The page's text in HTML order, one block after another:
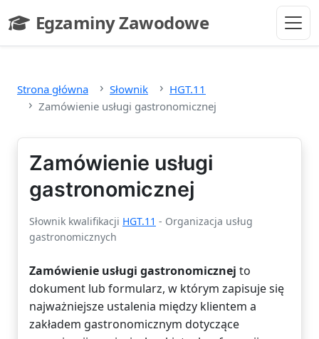
Egzaminy Zawodowe
- strona główna
Strona główna Słownik
HGT.11
Zamówienie usługi gastronomicznej
Zamówienie usługi
gastronomicznej
Słownik kwalifikacji HGT.11 - Organizacja usług
gastronomicznych
Zamówienie usługi gastronomicznej to
dokument lub formularz, w którym zapisuje się
najważniejsze ustalenia między klientem a
zakładem gastronomicznym dotyczące